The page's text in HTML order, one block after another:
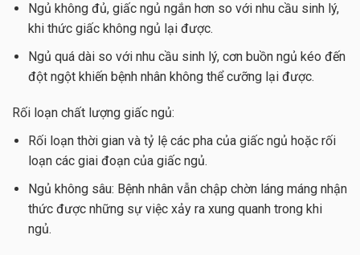
Ngủ không đủ, giấc ngủ ngắn hơn so với nhu cầu sinh lý,
khi thức giấc không ngủ lại được.
Ngủ quá dài so với nhu cầu sinh lý, cơn buồn ngủ kéo đến
đột ngột khiến bệnh nhân không thể cưỡng lại được.
Rối loạn chất lượng giấc ngủ:
Rối loạn thời gian và tỷ lệ các pha của giấc ngủ hoặc rối
loạn các giai đoạn của giấc ngủ.
Ngủ không sâu: Bệnh nhân vẫn chập chờn láng máng nhận
thức được những sự việc xảy ra xung quanh trong khi
ngủ.